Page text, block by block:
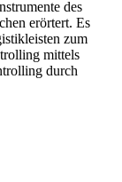
des
erörtert. Es
zum
mittels
durch